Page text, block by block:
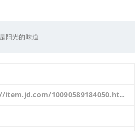
阳光的味道
10090589184050.html